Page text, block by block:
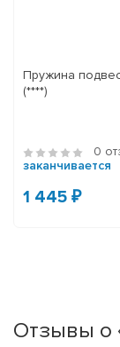
Пружина
(****)
0
заканчивается
1 445 ₽
Отзывы о